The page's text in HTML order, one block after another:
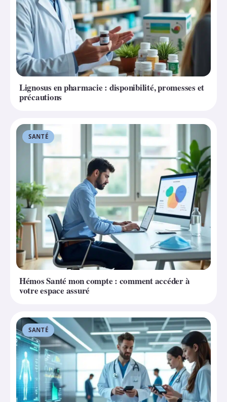
Lignosus en pharmacie : disponibilité, promesses et
précautions
SANTÉ
Hémos Santé mon compte : comment accéder à
votre espace assuré
SANTÉ